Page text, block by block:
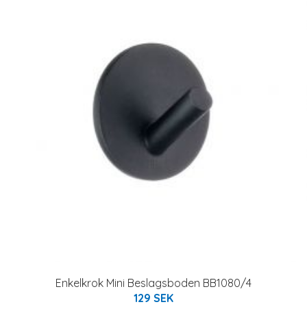
Enkelkrok Mini Beslagsboden BB1080/4
129 SEK